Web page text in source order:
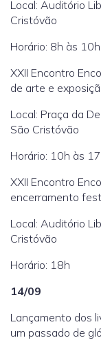
Local: Auditório
Cristóvão
Horário: 8h às 10h
XXII Encontro
de arte e
Local: Praça da
São Cristóvão
Horário: 10h às
XXII Encontro
encerramento
Local: Auditório
Cristóvão
Horário: 18h
14/09
Lançamento dos
um passado de